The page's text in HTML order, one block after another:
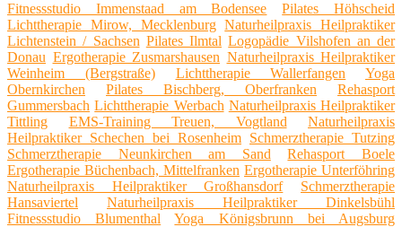
Fitnessstudio Immenstaad am Bodensee
Pilates Höhscheid
Lichttherapie Mirow, Mecklenburg Naturheilpraxis Heilpraktiker
Lichtenstein / Sachsen Pilates Ilmtal Logopädie Vilshofen an der
Donau Ergotherapie Zusmarshausen Naturheilpraxis Heilpraktiker
Weinheim (Bergstraße)
Lichttherapie Wallerfangen
Yoga
Obernkirchen
Pilates Bischberg, Oberfranken
Rehasport
Gummersbach Lichttherapie Werbach Naturheilpraxis Heilpraktiker
Tittling
EMS-Training Treuen, Vogtland
Naturheilpraxis
Heilpraktiker Schechen bei Rosenheim Schmerztherapie Tutzing
Schmerztherapie Neunkirchen am Sand
Rehasport Boele
Ergotherapie Büchenbach, Mittelfranken Ergotherapie Unterföhring
Naturheilpraxis Heilpraktiker Großhansdorf
Schmerztherapie
Hansaviertel
Naturheilpraxis Heilpraktiker Dinkelsbühl
Fitnessstudio Blumenthal
Yoga Königsbrunn bei Augsburg